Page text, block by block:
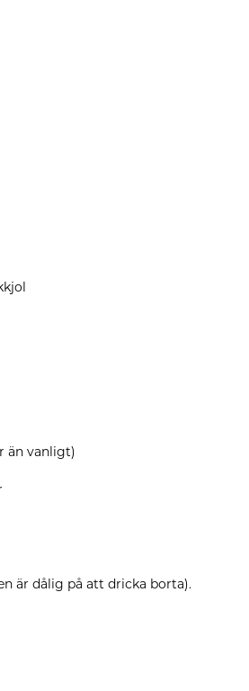
än vanligt)
är dålig på att dricka borta).